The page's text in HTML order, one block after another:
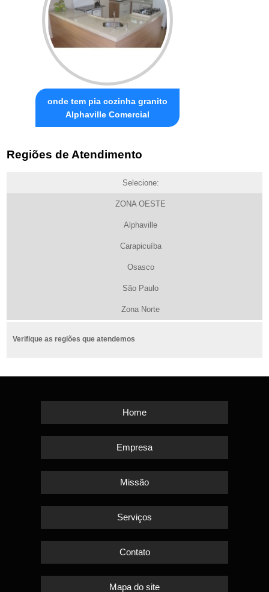
onde tem pia cozinha granito
Alphaville Comercial
Regiões de Atendimento
Selecione:
ZONA OESTE
Alphaville
Carapicuíba
Osasco
São Paulo
Zona Norte
Verifique as regiões que atendemos
Home
Empresa
Missão
Serviços
Contato
Mapa do site